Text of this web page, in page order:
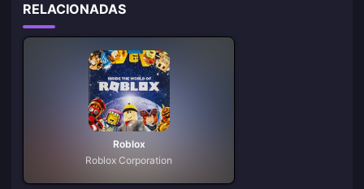
RELACIONADAS
Roblox
Roblox Corporation